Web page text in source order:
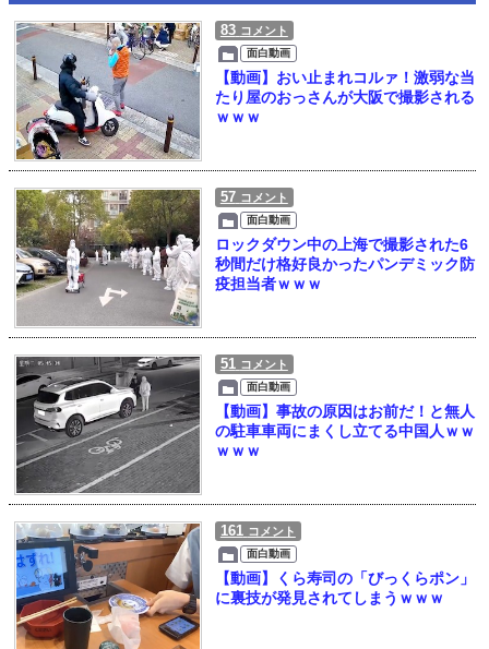
83 コメント
面白動画
【動画】おい止まれコルァ！激弱な当
たり屋のおっさんが大阪で撮影される
ｗｗｗ
57 コメント
面白動画
ロックダウン中の上海で撮影された6
秒間だけ格好良かったパンデミック防
疫担当者ｗｗｗ
51 コメント
面白動画
【動画】事故の原因はお前だ！と無人
の駐車車両にまくし立てる中国人ｗｗ
ｗｗｗ
161 コメント
面白動画
【動画】くら寿司の「びっくらポン」
に裏技が発見されてしまうｗｗｗ